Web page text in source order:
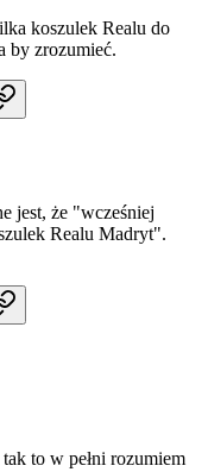
koszulek Realu do
by zrozumieć.
jest, że "wcześniej
Realu Madryt".
to w pełni rozumiem